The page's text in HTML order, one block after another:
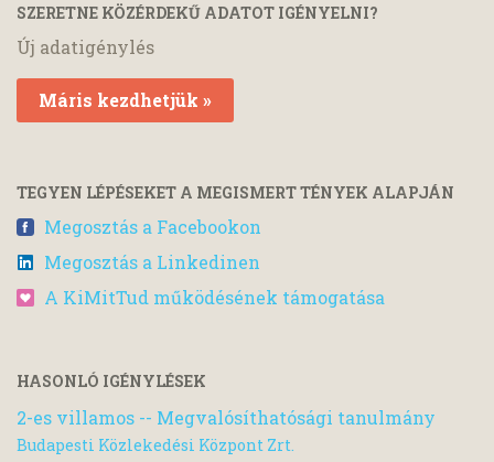
SZERETNE KÖZÉRDEKŰ ADATOT IGÉNYELNI?
Új adatigénylés
Máris kezdhetjük »
TEGYEN LÉPÉSEKET A MEGISMERT TÉNYEK ALAPJÁN
Megosztás a Facebookon
Megosztás a Linkedinen
A KiMitTud működésének támogatása
HASONLÓ IGÉNYLÉSEK
2-es villamos -- Megvalósíthatósági tanulmány
Budapesti Közlekedési Központ Zrt.